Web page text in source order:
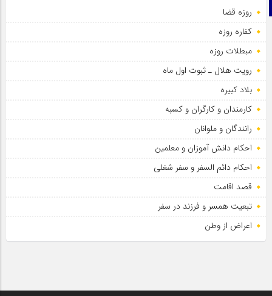
روزه قضا
کفاره روزه
مبطلات روزه
رویت هلال ـ ثبوت اول ماه
بلاد کبیره
کارمندان و کارگران و کسبه
رانندگان و ملوانان
احکام دانش آموزان و معلمین
احکام دائم السفر و سفر شغلی
قصد اقامت
تبعیت همسر و فرزند در سفر
اعراض از وطن